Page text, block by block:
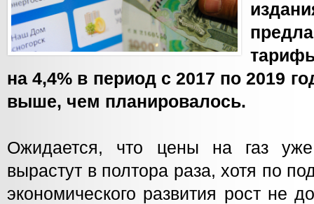
на 4,4% в период с 2017 по 2019
выше, чем планировалось.
Ожидается, что цены на газ
вырастут в полтора раза, хотя по
экономического развития рост не